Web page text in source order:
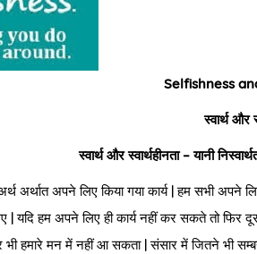
Selfishness
स्वार्थ और
स्वार्थ और स्वार्थहीनता – यानी
अर्थ अर्थात अपने लिए किया गया कार्य | हम सभी
| यदि हम अपने लिए ही कार्य नहीं कर सकते तो
भी हमारे मन में नहीं आ सकता | संसार में जितने भी